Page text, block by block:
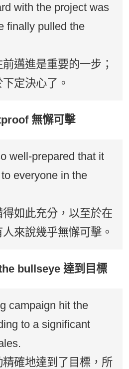
with the project was
finally pulled the
邁進是重要的一步；
定決心了。
無懈可擊
well-prepared that it
everyone in the
如此充分，以至於在
來說幾乎無懈可擊。
bullseye 達到目標
campaign hit the
to a significant
確地達到了目標，所